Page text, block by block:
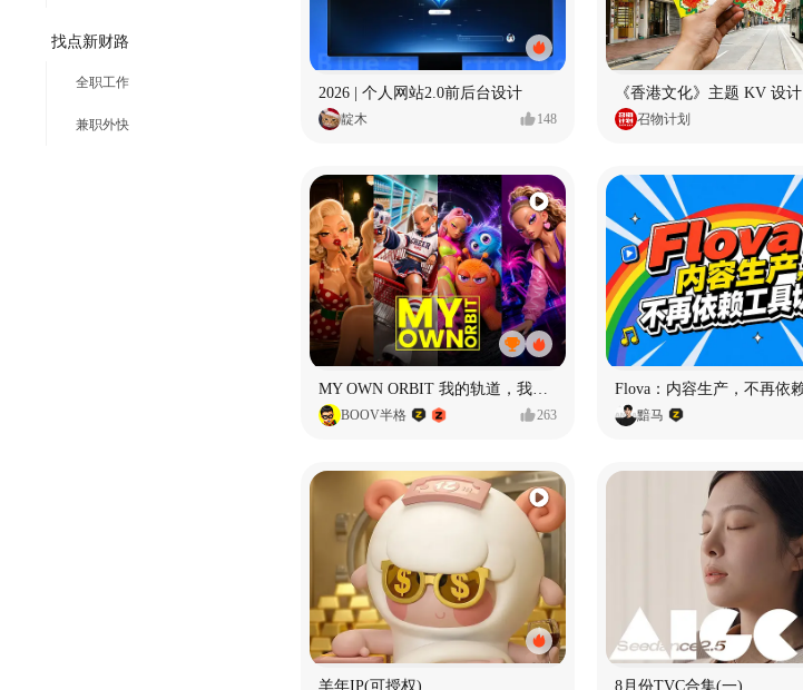
找点新财路
全职工作
兼职外快
2026 | 个人网站2.0前后台设计
靛木 148
《香港文化》主题 KV 设计
召物计划
MY OWN ORBIT 我的轨道，我的定义#MVLAND嘻哈狂欢派对
BOOV半格 263 黯马
羊年IP(可授权) 8月份TVC合集(一)